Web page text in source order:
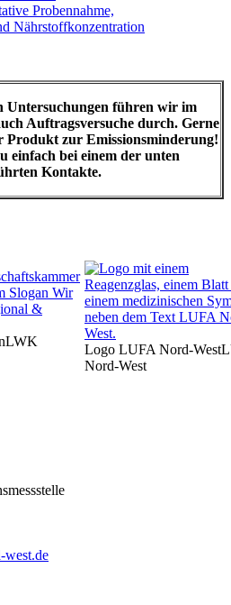
Probennahme,
Nährstoffkonzentration
Untersuchungen führen wir im
Auftragsversuche durch. Gerne
Produkt zur Emissionsminderung!
einfach bei einem der unten
Kontakte.
LWK
Logo LUFA Nord-West
Nord-West
west.de